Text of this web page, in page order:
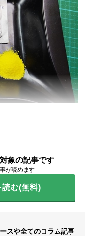
対象の記事です
が読めます
読む(無料)
スや全てのコラム記事